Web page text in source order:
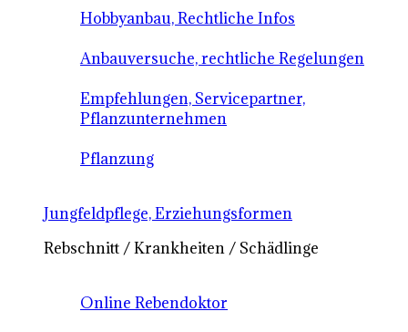
Hobbyanbau, Rechtliche Infos
Anbauversuche, rechtliche Regelungen
Empfehlungen, Servicepartner,
Pflanzunternehmen
Pflanzung
Jungfeldpflege, Erziehungsformen
Rebschnitt / Krankheiten / Schädlinge
Online Rebendoktor